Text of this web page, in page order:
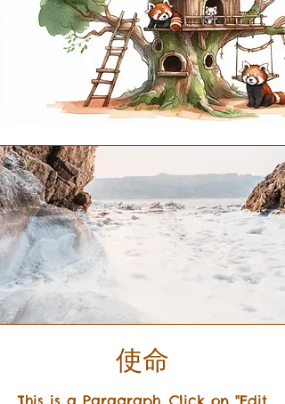
使命
This is a Paragraph. Click on "Edit